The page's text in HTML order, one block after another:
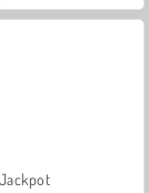
Jackpot